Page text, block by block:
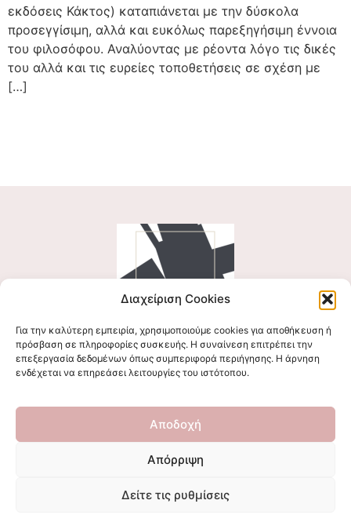
Διαχείριση Cookies
Για την καλύτερη εμπειρία, χρησιμοποιούμε cookies για αποθήκευση ή
πρόσβαση σε πληροφορίες συσκευής. Η συναίνεση επιτρέπει την
επεξεργασία δεδομένων όπως συμπεριφορά περιήγησης. Η άρνηση
ενδέχεται να επηρεάσει λειτουργίες του ιστότοπου.
Αποδοχή
Απόρριψη
Δείτε τις ρυθμίσεις
εκδόσεις Κάκτος) καταπιάνεται με την δύσκολα
προσεγγίσιμη, αλλά και ευκόλως παρεξηγήσιμη έννοια
του φιλοσόφου. Αναλύοντας με ρέοντα λόγο τις δικές
του αλλά και τις ευρείες τοποθετήσεις σε σχέση με
[…]
Ακολουθήστε μας
Επικοινωνήστε μαζί μας
stigmalogou@gmail.com